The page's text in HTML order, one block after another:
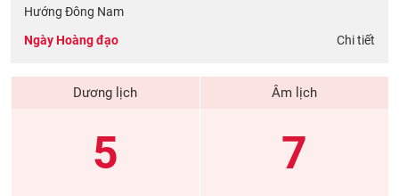
Hướng Đông Nam
Ngày Hoàng đạo
Chi tiết
Dương lịch
5
Âm lịch
7